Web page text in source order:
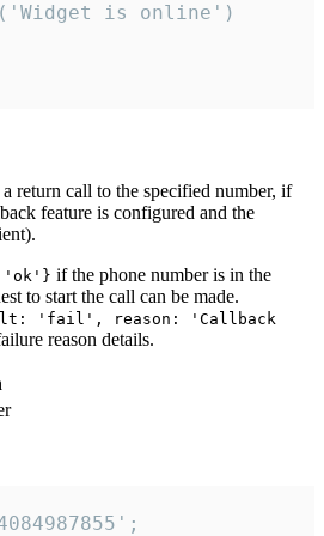
is online')
return call to the specified number, if
feature is configured and the
'ok'} if the phone number is in the
to start the call can be made.
'fail', reason: 'Callback
reason details.